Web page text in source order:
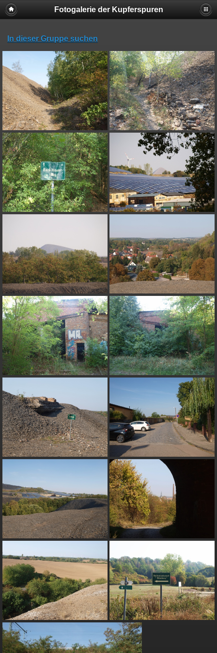
Fotogalerie der Kupferspuren
In dieser Gruppe suchen